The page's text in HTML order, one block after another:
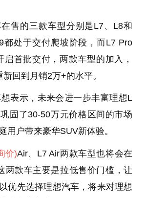
售的三款车型分别是L7、L8和
都处于交付爬坡阶段，而L7 Pro
启首批交付，两款车型的加入，
回到月销2万+的水平。
表示，未来会进一步丰富理想L
固了30-50万元价格区间的市场
用户带来豪华SUV新体验。
价)Air、L7 Air两款车型也将会在
两款车主要是拉低售价门槛，让
优先选择理想汽车，将来对理想